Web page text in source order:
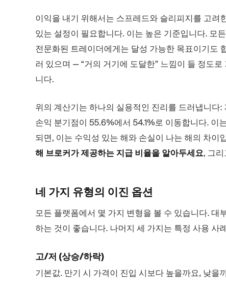
이익을 내기 위해서는 스프레드와 슬리피지를 고려
있는 설정이 필요합니다. 이는 높은 기준입니다. 모
전문화된 트레이더에게는 달성 가능한 목표이기도
러 있으며 — “거의 거기에 도달한” 느낌이 들 정도
니다.
위의 계산기는 하나의 실용적인 진리를 드러냅니
손익 분기점이 55.6%에서 54.1%로 이동합니다. 이
되면, 이는 수익성 있는 해와 손실이 나는 해의 차이
해 브로커가 제공하는 지급 비율을 알아두세요, 그
네 가지 유형의 이진 옵션
모든 플랫폼에서 몇 가지 변형을 볼 수 있습니다.
하는 것이 좋습니다. 나머지 세 가지는 특정 사용 사
고/저 (상승/하락)
기본값. 만기 시 가격이 진입 시보다 높을까요, 낮을